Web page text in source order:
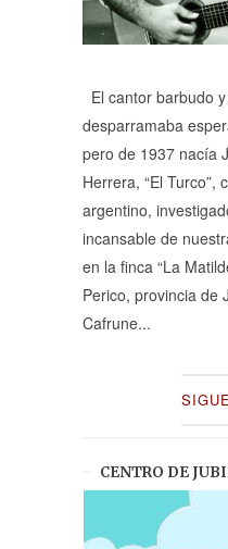
El cantor barbudo
desparramaba
pero de 1937 nacía
Herrera, “El Turco”,
argentino,
incansable de
en la finca “La
Perico, provincia de
Cafrune...
CENTRO DE